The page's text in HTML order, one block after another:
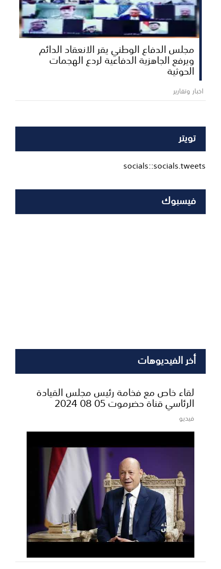
مجلس الدفاع الوطني يقر الانعقاد الدائم
ويرفع الجاهزية الدفاعية لردع الهجمات
الحوثية
اخبار وتقارير
تويتر
socials::socials.tweets
فيسبوك
أخر الفيديوهات
لقاء خاص مع فخامة رئيس مجلس القيادة
الرئاسي قناة حضرموت 05 08 2024
فيديو